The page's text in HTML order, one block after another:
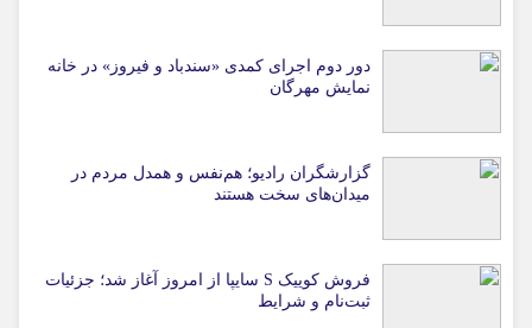
دور دوم اجرای کمدی «سندباد و فیروز» در خانه
نمایش مهرگان
گزارشگران رادیو؛ هم‌نفس و همدل مردم در
میدان‌های سخت هستند
فروش کوییک S سایپا از امروز آغاز شد؛ جزئیات
ثبت‌نام و شرایط